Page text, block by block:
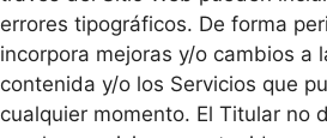
errores tipográficos. De forma
incorpora mejoras y/o cambios a
contenida y/o los Servicios que
cualquier momento. El Titular no